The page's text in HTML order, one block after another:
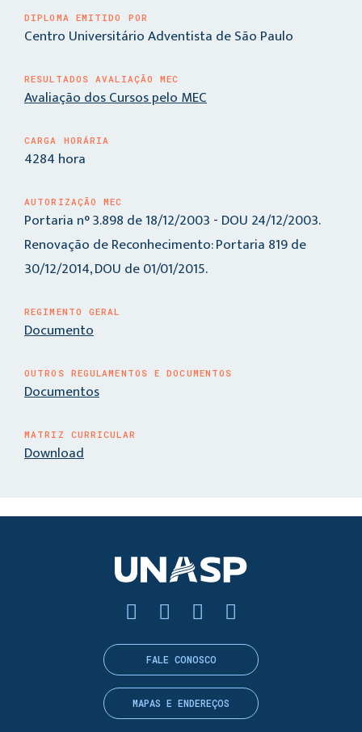
DIPLOMA EMITIDO POR
Centro Universitário Adventista de São Paulo
RESULTADOS AVALIAÇÃO MEC
Avaliação dos Cursos pelo MEC
CARGA HORÁRIA
4284 hora
AUTORIZAÇÃO MEC
Portaria n° 3.898 de 18/12/2003 - DOU 24/12/2003.
Renovação de Reconhecimento: Portaria 819 de
30/12/2014, DOU de 01/01/2015.
REGIMENTO GERAL
Documento
OUTROS REGULAMENTOS E DOCUMENTOS
Documentos
MATRIZ CURRICULAR
Download
FALE CONOSCO
MAPAS E ENDEREÇOS